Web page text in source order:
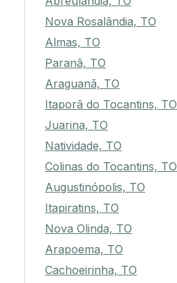
Nova Rosalândia, TO
Almas, TO
Paranã, TO
Araguanã, TO
Itaporã do Tocantins, TO
Juarina, TO
Natividade, TO
Colinas do Tocantins, TO
Augustinópolis, TO
Itapiratins, TO
Nova Olinda, TO
Arapoema, TO
Cachoeirinha, TO